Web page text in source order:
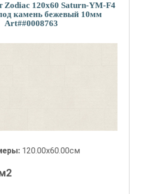
Zodiac 120x60 Saturn-YM-F4
камень бежевый 10мм
Art##0008763
120.00x60.00см